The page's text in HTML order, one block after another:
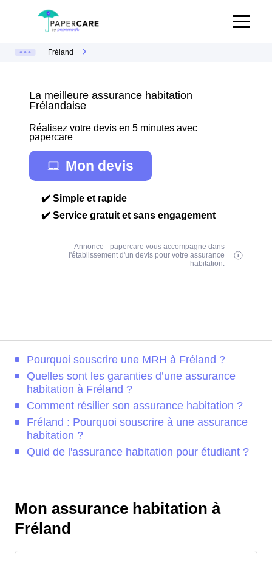
Fréland
La meilleure assurance habitation
Frélandaise
Réalisez votre devis en 5 minutes avec
papercare
Mon devis
✔️ Simple et rapide
✔️ Service gratuit et sans engagement
Annonce - papercare vous accompagne dans
l'établissement d'un devis pour votre assurance
habitation.
Pourquoi souscrire une MRH à Fréland ?
Quelles sont les garanties d’une assurance
habitation à Fréland ?
Comment résilier son assurance habitation ?
Fréland : Pourquoi souscrire à une assurance
habitation ?
Quid de l'assurance habitation pour étudiant ?
Mon assurance habitation à
Fréland